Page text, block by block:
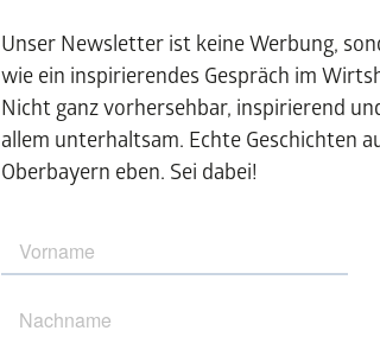
Unser Newsletter ist keine Werbung,
wie ein inspirierendes Gespräch im
Nicht ganz vorhersehbar, inspirierend
allem unterhaltsam. Echte Geschichten
Oberbayern eben. Sei dabei!